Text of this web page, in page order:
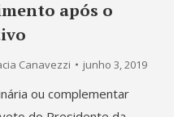
após o
Canavezzi junho 3, 2019
ou complementar